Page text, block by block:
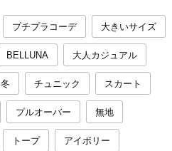
プチプラコーデ 大きいサイズ
BELLUNA 大人カジュアル
冬 チュニック スカート
プルオーバー 無地
トープ アイボリー